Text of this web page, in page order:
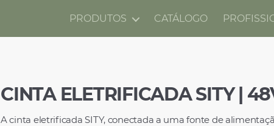
PRODUTOS CATÁLOGO
CINTA ELETRIFICADA SITY |
A cinta eletrificada SITY, conectada a uma fonte de